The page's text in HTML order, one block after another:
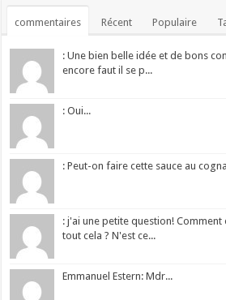
commentaires Récent Populaire
: Une bien belle idée et de bons
encore faut il se p...
: Oui...
: Peut-on faire cette sauce au
: j'ai une petite question!
tout cela ? N'est ce...
Emmanuel Estern: Mdr...